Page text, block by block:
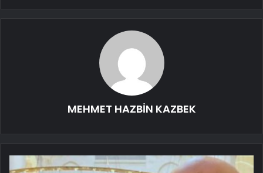
MEHMET HAZBİN KAZBEK